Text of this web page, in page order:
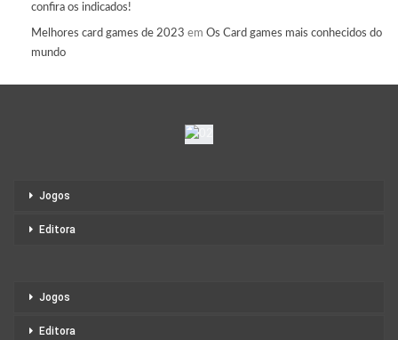
confira os indicados!
Melhores card games de 2023 em Os Card games mais conhecidos do
mundo
Jogos
Editora
Jogos
Editora